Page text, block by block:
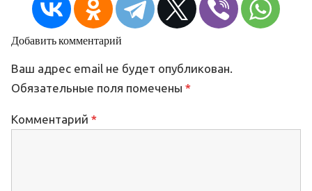
Добавить комментарий
Ваш адрес email не будет опубликован.
Обязательные поля помечены *
Комментарий *